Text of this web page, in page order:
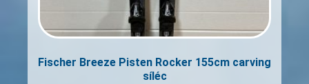
Fischer Breeze Pisten Rocker 155cm carving
síléc